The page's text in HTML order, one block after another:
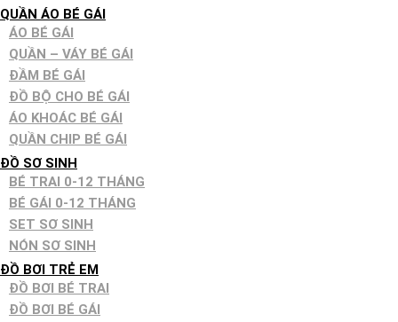
QUẦN ÁO BÉ GÁI
ÁO BÉ GÁI
QUẦN – VÁY BÉ GÁI
ĐẦM BÉ GÁI
ĐỒ BỘ CHO BÉ GÁI
ÁO KHOÁC BÉ GÁI
QUẦN CHIP BÉ GÁI
ĐỒ SƠ SINH
BÉ TRAI 0-12 THÁNG
BÉ GÁI 0-12 THÁNG
SET SƠ SINH
NÓN SƠ SINH
ĐỒ BƠI TRẺ EM
ĐỒ BƠI BÉ TRAI
ĐỒ BƠI BÉ GÁI